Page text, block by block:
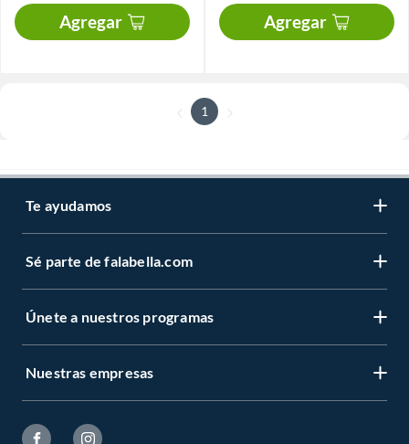
Agregar Agregar
1
Te ayudamos
Sé parte de falabella.com
Únete a nuestros programas
Nuestras empresas